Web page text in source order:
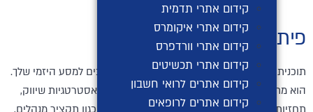
קידום אתרי תדמית
קידום אתרי איקומרס
קידום אתרי וורדפרס
קידום אתרי תכשיטים
קידום אתרים לרואי חשבון
קידום אתרים לרופאים
פיתוח תוכנית עסקית:
תוכנית עסקית מעוצבת היטב משמשת כמפת דרכים למסע היזמי שלך.
הוא מתאר את היעדים העסקיים שלך, שוק היעד, אסטרטגיות שיווק,
תחזיות פיננסיות ותוכניות תפעוליות. כלול סעיפים כגון תקציר מנהלים,